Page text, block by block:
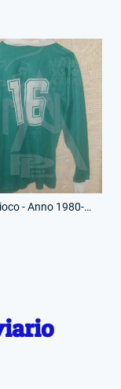
Maglia Gioco - Anno 1980-81 - Juniores - 16 - (Retro)